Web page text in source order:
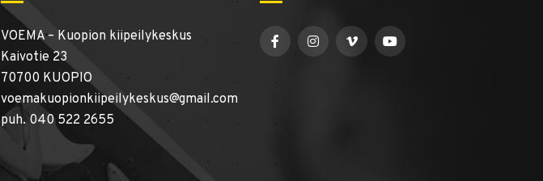
VOEMA – Kuopion kiipeilykeskus
Kaivotie 23
70700 KUOPIO
voemakuopionkiipeilykeskus@gmail.com
puh. 040 522 2655